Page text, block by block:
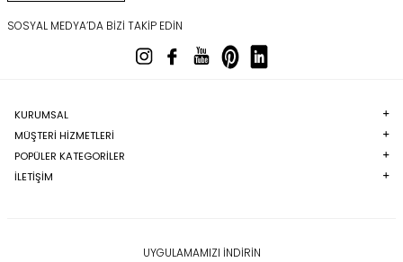
SOSYAL MEDYA’DA BIZI TAKIP EDIN
KURUMSAL
MÜŞTERI HIZMETLERI
POPÜLER KATEGORILER
İLETİŞİM
UYGULAMAMIZI İNDİRİN